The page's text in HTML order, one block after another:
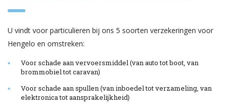
U vindt voor particulieren bij ons 5 soorten verzekeringen voor
Hengelo en omstreken:
Voor schade aan vervoersmiddel (van auto tot boot, van
brommobiel tot caravan)
Voor schade aan spullen (van inboedel tot verzameling, van
elektronica tot aansprakelijkheid)